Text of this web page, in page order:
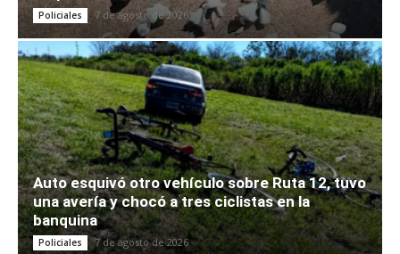
Policiales 7 de agosto de 2026
Auto esquivó otro vehículo sobre Ruta 12, tuvo
una avería y chocó a tres ciclistas en la
banquina
Policiales 7 de agosto de 2026